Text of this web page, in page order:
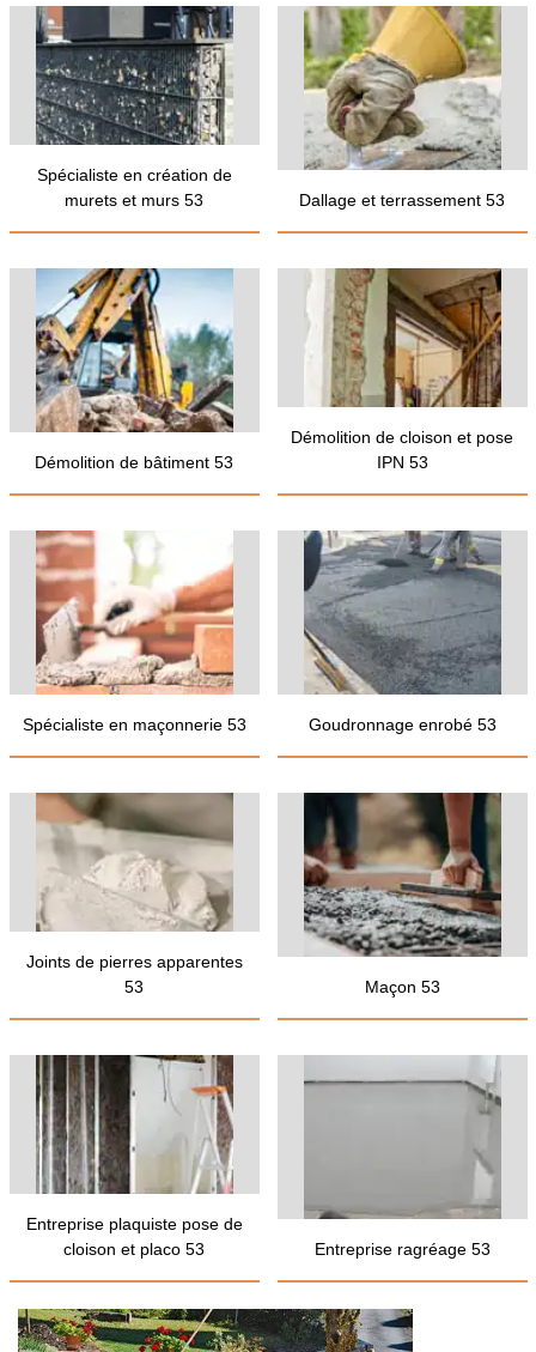
Spécialiste en création de
murets et murs 53
Dallage et terrassement 53
Démolition de bâtiment 53
Démolition de cloison et pose
IPN 53
Spécialiste en maçonnerie 53 Goudronnage enrobé 53
Joints de pierres apparentes
53
Maçon 53
Entreprise plaquiste pose de
cloison et placo 53
Entreprise ragréage 53